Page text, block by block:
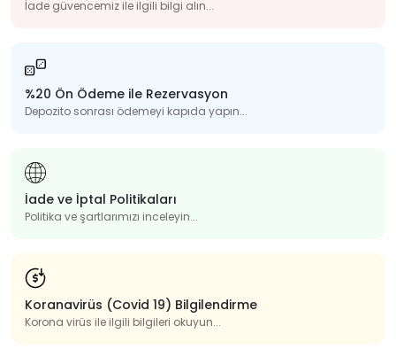
İade güvencemiz ile ilgili bilgi alın...
%20 Ön Ödeme ile Rezervasyon
Depozito sonrası ödemeyi kapıda yapın...
İade ve İptal Politikaları
Politika ve şartlarımızı inceleyin...
Koranavirüs (Covid 19) Bilgilendirme
Korona virüs ile ilgili bilgileri okuyun...